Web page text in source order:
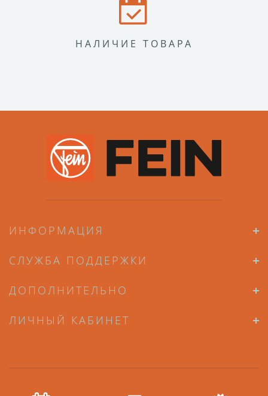
НАЛИЧИЕ ТОВАРА
ИНФОРМАЦИЯ
СЛУЖБА ПОДДЕРЖКИ
ДОПОЛНИТЕЛЬНО
ЛИЧНЫЙ КАБИНЕТ